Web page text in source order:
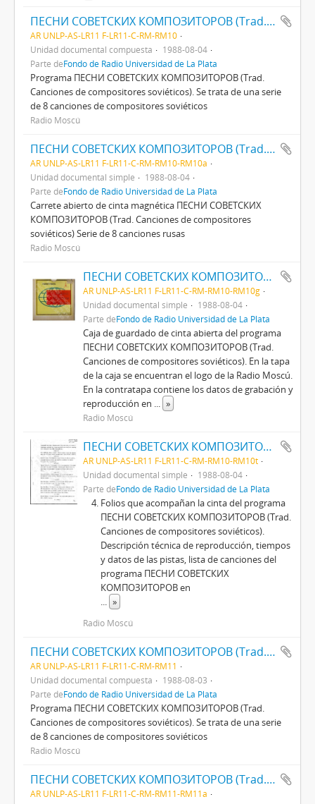
ПЕСНИ СОВЕТСКИХ КОМПОЗИТОРОВ (Trad. CANCIONES DE COMPOSITORES SOVIÉTICOS)
AR UNLP-AS-LR11 F-LR11-C-RM-RM10
Unidad documental compuesta
1988-08-04
Parte deFondo de Radio Universidad de La Plata
Programa ПЕСНИ СОВЕТСКИХ КОМПОЗИТОРОВ (Trad.
Canciones de compositores soviéticos). Se trata de una serie
de 8 canciones de compositores soviéticos
Radio Moscú
ПЕСНИ СОВЕТСКИХ КОМПОЗИТОРОВ (Trad. CANCIONES DE COMPOSITORES SOVIÉTICOS)
AR UNLP-AS-LR11 F-LR11-C-RM-RM10-RM10a
Unidad documental simple
1988-08-04
Parte deFondo de Radio Universidad de La Plata
Carrete abierto de cinta magnética ПЕСНИ СОВЕТСКИХ
КОМПОЗИТОРОВ (Trad. Canciones de compositores
soviéticos) Serie de 8 canciones rusas
Radio Moscú
ПЕСНИ СОВЕТСКИХ КОМПОЗИТОРОВ (Trad. CANCIONES DE COMPOSITORES SOVIÉTICOS)
AR UNLP-AS-LR11 F-LR11-C-RM-RM10-RM10g
Unidad documental simple
1988-08-04
Parte deFondo de Radio Universidad de La Plata
Caja de guardado de cinta abierta del programa
ПЕСНИ СОВЕТСКИХ КОМПОЗИТОРОВ (Trad.
Canciones de compositores soviéticos). En la tapa
de la caja se encuentran el logo de la Radio Moscú.
En la contratapa contiene los datos de grabación y
reproducción en ... »
Radio Moscú
ПЕСНИ СОВЕТСКИХ КОМПОЗИТОРОВ (Trad. CANCIONES DE COMPOSITORES SOVIÉTICOS)
AR UNLP-AS-LR11 F-LR11-C-RM-RM10-RM10t
Unidad documental simple
1988-08-04
Parte deFondo de Radio Universidad de La Plata
Folios que acompañan la cinta del programa
ПЕСНИ СОВЕТСКИХ КОМПОЗИТОРОВ (Trad.
Canciones de compositores soviéticos).
Descripción técnica de reproducción, tiempos
y datos de las pistas, lista de canciones del
programa ПЕСНИ СОВЕТСКИХ
КОМПОЗИТОРОВ en
... »
Radio Moscú
ПЕСНИ СОВЕТСКИХ КОМПОЗИТОРОВ (Trad. CANCIONES DE COMPOSITORES SOVIÉTICOS)
AR UNLP-AS-LR11 F-LR11-C-RM-RM11
Unidad documental compuesta
1988-08-03
Parte deFondo de Radio Universidad de La Plata
Programa ПЕСНИ СОВЕТСКИХ КОМПОЗИТОРОВ (Trad.
Canciones de compositores soviéticos). Se trata de una serie
de 8 canciones de compositores soviéticos
Radio Moscú
ПЕСНИ СОВЕТСКИХ КОМПОЗИТОРОВ (Trad. CANCIONES DE COMPOSITORES SOVIÉTICOS)
AR UNLP-AS-LR11 F-LR11-C-RM-RM11-RM11a